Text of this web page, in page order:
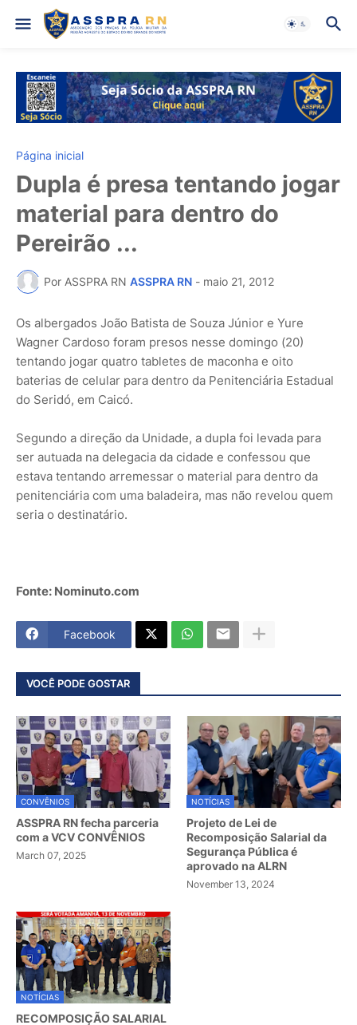
Página inicial
Dupla é presa tentando jogar
material para dentro do
Pereirão ...
Por ASSPRA RN ASSPRA RN - maio 21, 2012
Os albergados João Batista de Souza Júnior e Yure
Wagner Cardoso foram presos nesse domingo (20)
tentando jogar quatro tabletes de maconha e oito
baterias de celular para dentro da Penitenciária Estadual
do Seridó, em Caicó.
Segundo a direção da Unidade, a dupla foi levada para
ser autuada na delegacia da cidade e confessou que
estava tentando arremessar o material para dentro da
penitenciária com uma baladeira, mas não revelou quem
seria o destinatário.
Fonte: Nominuto.com
Facebook
VOCÊ PODE GOSTAR
CONVÊNIOS
ASSPRA RN fecha parceria
com a VCV CONVÊNIOS
March 07, 2025
NOTÍCIAS
Projeto de Lei de
Recomposição Salarial da
Segurança Pública é
aprovado na ALRN
November 13, 2024
NOTÍCIAS
RECOMPOSIÇÃO SALARIAL